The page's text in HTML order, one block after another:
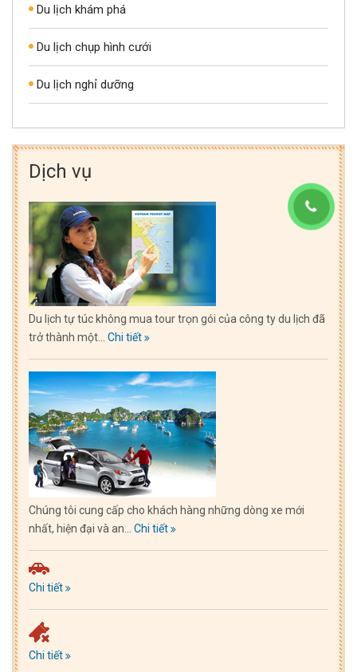
Du lịch khám phá
Du lịch chụp hình cưới
Du lịch nghỉ dưỡng
Dịch vụ
Du lịch tự túc không mua tour trọn gói của công ty du lịch đã
trở thành một... Chi tiết
Chúng tôi cung cấp cho khách hàng những dòng xe mới
nhất, hiện đại và an... Chi tiết
Chi tiết
Chi tiết